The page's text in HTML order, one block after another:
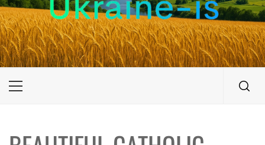
UKRAINE-IS
ПОДОРОЖI ПО УКРАЇНІ
Primary